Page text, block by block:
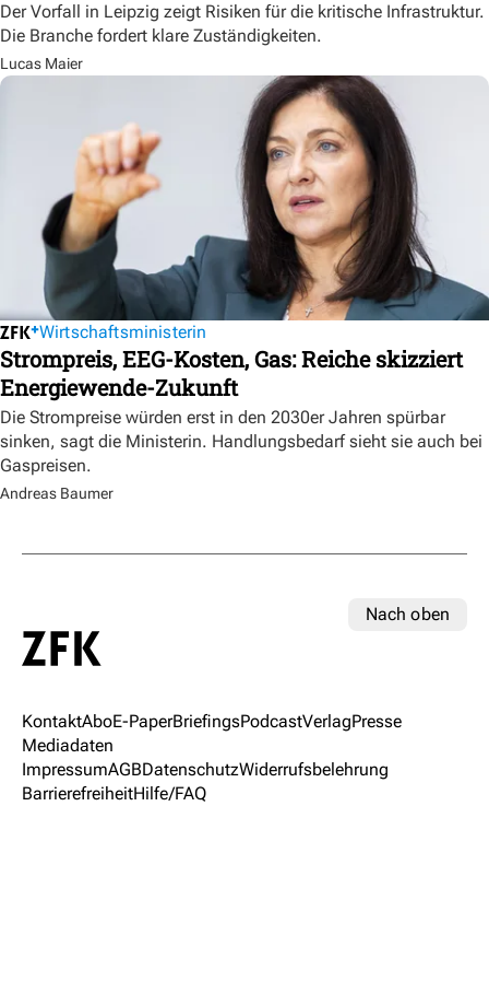
Der Vorfall in Leipzig zeigt Risiken für die kritische Infrastruktur.
Die Branche fordert klare Zuständigkeiten.
Lucas Maier
Wirtschaftsministerin
Strompreis, EEG-Kosten, Gas: Reiche skizziert
Energiewende-Zukunft
Die Strompreise würden erst in den 2030er Jahren spürbar
sinken, sagt die Ministerin. Handlungsbedarf sieht sie auch bei
Gaspreisen.
Andreas Baumer
Nach oben
KontaktAboE-PaperBriefingsPodcastVerlagPresse
Mediadaten
ImpressumAGBDatenschutzWiderrufsbelehrung
BarrierefreiheitHilfe/FAQ